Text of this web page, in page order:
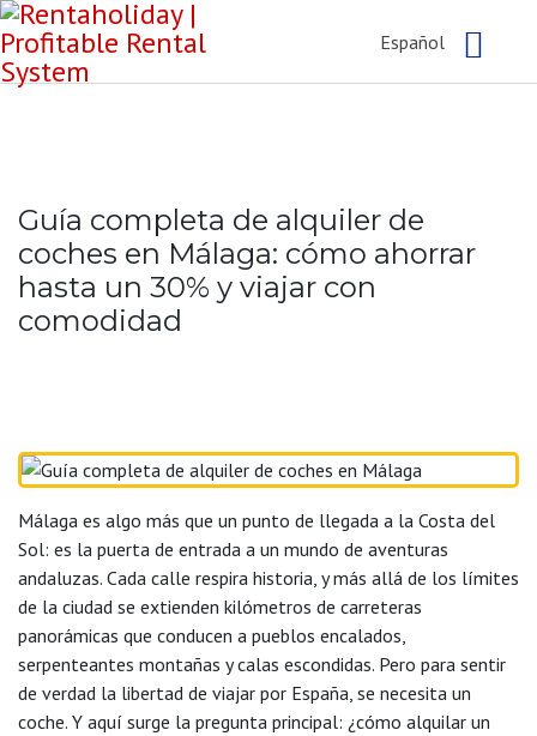
Español
Guía completa de alquiler de
coches en Málaga: cómo ahorrar
hasta un 30% y viajar con
comodidad
Málaga es algo más que un punto de llegada a la Costa del
Sol: es la puerta de entrada a un mundo de aventuras
andaluzas. Cada calle respira historia, y más allá de los límites
de la ciudad se extienden kilómetros de carreteras
panorámicas que conducen a pueblos encalados,
serpenteantes montañas y calas escondidas. Pero para sentir
de verdad la libertad de viajar por España, se necesita un
coche. Y aquí surge la pregunta principal: ¿cómo alquilar un